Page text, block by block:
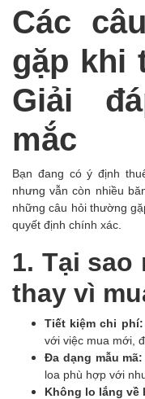
Các
gặp khi
Giải
mắc
Bạn đang có ý định
nhưng vẫn còn nhiều
những câu hỏi thường
quyết định chính xác.
1. Tại sao
thay vì
Tiết kiệm chi phí:
với việc mua mới,
Đa dạng mẫu mã:
loa phù hợp với
Không lo lắng về